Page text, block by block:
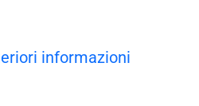
informazioni